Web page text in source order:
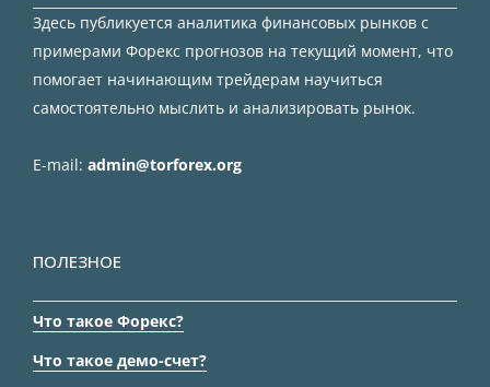
Здесь публикуется аналитика финансовых рынков с
примерами Форекс прогнозов на текущий момент, что
помогает начинающим трейдерам научиться
самостоятельно мыслить и анализировать рынок.
E-mail: admin@torforex.org
ПОЛЕЗНОЕ
Что такое Форекс?
Что такое демо-счет?